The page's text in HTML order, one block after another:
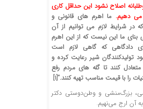
اصلاح نشود این حداقل کاری
دهیم. ما اهرم های قانونی و
در شرایط لازم می توانیم از آن
بنای ما این نیست که از این اهرم
دادگاهی که گاهی لازم است
تولیدکنندگان شیر رعایت کرده و
کنند تا گله های مردم رفع
را با قیمت مناسب تهیه کنند.
“[1]
بزرگ‌منشی و وطن‌دوستی دکتر
آن ارج می‌نهیم.